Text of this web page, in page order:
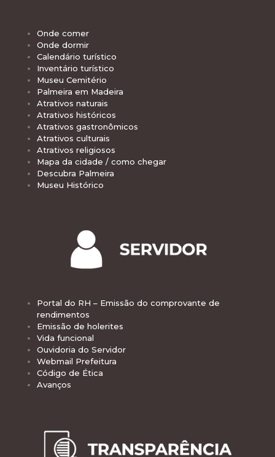
Onde comer
Onde dormir
Calendário turístico
Inventário turístico
Museu Cemitério
Palmeira em Madeira
Atrativos naturais
Atrativos históricos
Atrativos gastronômicos
Atrativos culturais
Atrativos religiosos
Mapa da cidade / como chegar
Descubra Palmeira
Museu Histórico
Portal do RH – Emissão do comprovante de
rendimentos
Emissão de holerites
Vida funcional
Ouvidoria do Servidor
Webmail Prefeitura
Código de Ética
Avanços